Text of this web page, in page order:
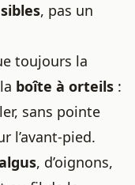
, pas un
toujours la
boîte à orteils :
sans pointe
l’avant-pied.
, d’oignons,